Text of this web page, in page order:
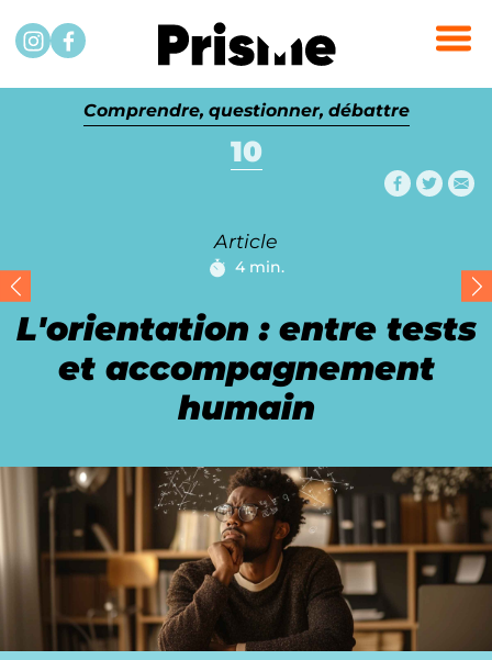
Instagram
Facebook
Comprendre, questionner, débattre
10
L'orientation : entre tests
et accompagnement
humain
Article
Temps de lecture :
4 min.